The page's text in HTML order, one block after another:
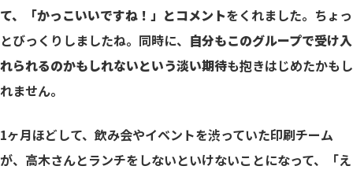
て、「かっこいいですね！」とコメントをくれました。ちょっ
とびっくりしましたね。同時に、 自分もこのグループで受け入
れられるのかもしれないという淡い期待も抱きはじめたかもし
れません。
1ヶ月ほどして、飲み会やイベントを渋っていた印刷チーム
が、高木さんとランチをしないといけないことになって、「え